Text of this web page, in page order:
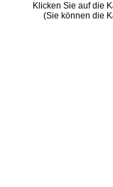
Klicken Sie auf die
(Sie können die